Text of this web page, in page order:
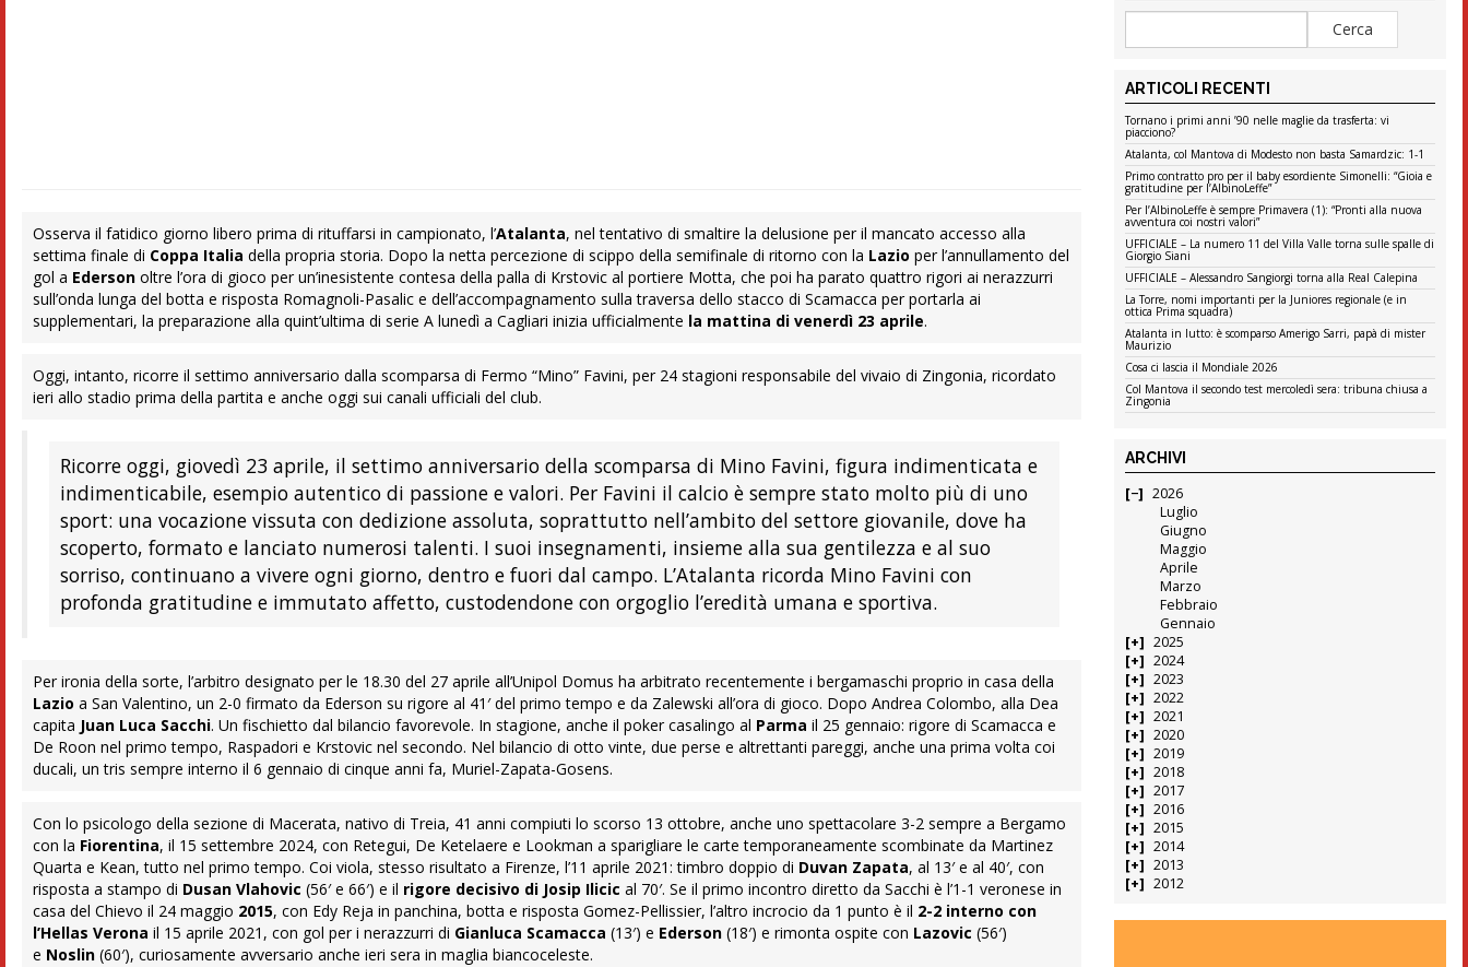
Osserva il fatidico giorno libero prima di rituffarsi in campionato, l’Atalanta, nel tentativo di smaltire la delusione per il mancato accesso alla
settima finale di Coppa Italia della propria storia. Dopo la netta percezione di scippo della semifinale di ritorno con la Lazio per l’annullamento del
gol a Ederson oltre l’ora di gioco per un’inesistente contesa della palla di Krstovic al portiere Motta, che poi ha parato quattro rigori ai nerazzurri
sull’onda lunga del botta e risposta Romagnoli-Pasalic e dell’accompagnamento sulla traversa dello stacco di Scamacca per portarla ai
supplementari, la preparazione alla quint’ultima di serie A lunedì a Cagliari inizia ufficialmente la mattina di venerdì 23 aprile.
Oggi, intanto, ricorre il settimo anniversario dalla scomparsa di Fermo “Mino” Favini, per 24 stagioni responsabile del vivaio di Zingonia, ricordato
ieri allo stadio prima della partita e anche oggi sui canali ufficiali del club.
Ricorre oggi, giovedì 23 aprile, il settimo anniversario della scomparsa di Mino Favini, figura indimenticata e
indimenticabile, esempio autentico di passione e valori. Per Favini il calcio è sempre stato molto più di uno
sport: una vocazione vissuta con dedizione assoluta, soprattutto nell’ambito del settore giovanile, dove ha
scoperto, formato e lanciato numerosi talenti. I suoi insegnamenti, insieme alla sua gentilezza e al suo
sorriso, continuano a vivere ogni giorno, dentro e fuori dal campo. L’Atalanta ricorda Mino Favini con
profonda gratitudine e immutato affetto, custodendone con orgoglio l’eredità umana e sportiva.
Per ironia della sorte, l’arbitro designato per le 18.30 del 27 aprile all’Unipol Domus ha arbitrato recentemente i bergamaschi proprio in casa della
Lazio a San Valentino, un 2-0 firmato da Ederson su rigore al 41′ del primo tempo e da Zalewski all’ora di gioco. Dopo Andrea Colombo, alla Dea
capita Juan Luca Sacchi. Un fischietto dal bilancio favorevole. In stagione, anche il poker casalingo al Parma il 25 gennaio: rigore di Scamacca e
De Roon nel primo tempo, Raspadori e Krstovic nel secondo. Nel bilancio di otto vinte, due perse e altrettanti pareggi, anche una prima volta coi
ducali, un tris sempre interno il 6 gennaio di cinque anni fa, Muriel-Zapata-Gosens.
Con lo psicologo della sezione di Macerata, nativo di Treia, 41 anni compiuti lo scorso 13 ottobre, anche uno spettacolare 3-2 sempre a Bergamo
con la Fiorentina, il 15 settembre 2024, con Retegui, De Ketelaere e Lookman a sparigliare le carte temporaneamente scombinate da Martinez
Quarta e Kean, tutto nel primo tempo. Coi viola, stesso risultato a Firenze, l’11 aprile 2021: timbro doppio di Duvan Zapata, al 13′ e al 40′, con
risposta a stampo di Dusan Vlahovic (56′ e 66′) e il rigore decisivo di Josip Ilicic al 70′. Se il primo incontro diretto da Sacchi è l’1-1 veronese in
casa del Chievo il 24 maggio 2015, con Edy Reja in panchina, botta e risposta Gomez-Pellissier, l’altro incrocio da 1 punto è il 2-2 interno con
l’Hellas Verona il 15 aprile 2021, con gol per i nerazzurri di Gianluca Scamacca (13′) e Ederson (18′) e rimonta ospite con Lazovic (56′)
e Noslin (60′), curiosamente avversario anche ieri sera in maglia biancoceleste.
ARTICOLI RECENTI
Tornano i primi anni ’90 nelle maglie da trasferta: vi
piacciono?
Atalanta, col Mantova di Modesto non basta Samardzic: 1-1
Primo contratto pro per il baby esordiente Simonelli: “Gioia e
gratitudine per l’AlbinoLeffe”
Per l’AlbinoLeffe è sempre Primavera (1): “Pronti alla nuova
avventura coi nostri valori”
UFFICIALE – La numero 11 del Villa Valle torna sulle spalle di
Giorgio Siani
UFFICIALE – Alessandro Sangiorgi torna alla Real Calepina
La Torre, nomi importanti per la Juniores regionale (e in
ottica Prima squadra)
Atalanta in lutto: è scomparso Amerigo Sarri, papà di mister
Maurizio
Cosa ci lascia il Mondiale 2026
Col Mantova il secondo test mercoledì sera: tribuna chiusa a
Zingonia
ARCHIVI
2026
Luglio
Giugno
Maggio
Aprile
Marzo
Febbraio
Gennaio
2025
2024
2023
2022
2021
2020
2019
2018
2017
2016
2015
2014
2013
2012